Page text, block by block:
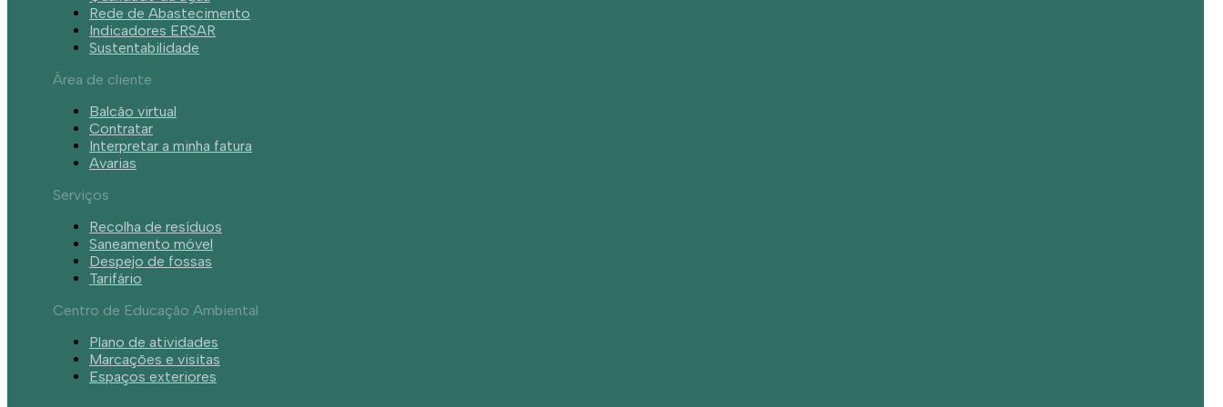
Rede de Abastecimento
Indicadores ERSAR
Sustentabilidade
Área de cliente
Balcão virtual
Contratar
Interpretar a minha fatura
Avarias
Serviços
Recolha de resíduos
Saneamento móvel
Despejo de fossas
Tarifário
Centro de Educação Ambiental
Plano de atividades
Marcações e visitas
Espaços exteriores